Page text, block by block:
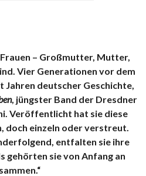
– Großmutter, Mutter,
Vier Generationen vor dem
deutscher Geschichte,
, jüngster Band der Dresdner
Veröffentlicht hat sie diese
doch einzeln oder verstreut.
entfalten sie ihre
gehörten sie von Anfang an